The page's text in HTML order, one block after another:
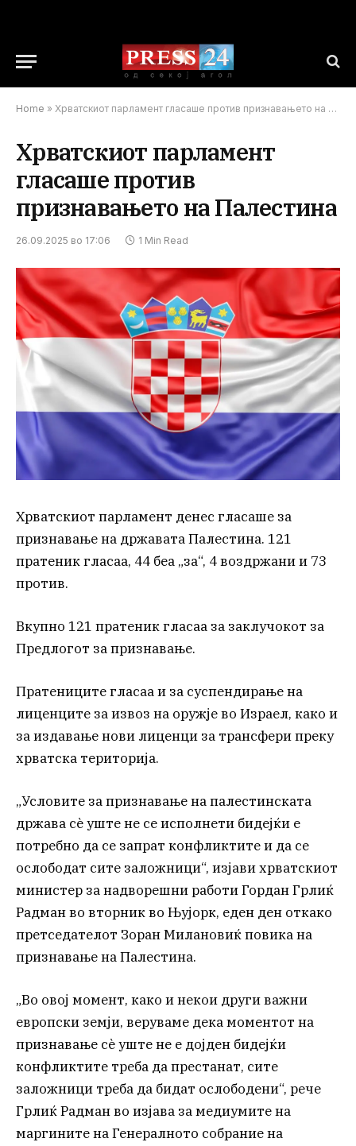
Home » Хрватскиот парламент гласаше против признавањето на Палестина
Хрватскиот парламент
гласаше против
признавањето на Палестина
26.09.2025 во 17:06 1 Min Read
Хрватскиот парламент денес гласаше за
признавање на државата Палестина. 121
пратеник гласаа, 44 беа „за“, 4 воздржани и 73
против.
Вкупно 121 пратеник гласаа за заклучокот за
Предлогот за признавање.
Пратениците гласаа и за суспендирање на
лиценците за извоз на оружје во Израел, како и
за издавање нови лиценци за трансфери преку
хрватска територија.
„Условите за признавање на палестинската
држава сè уште не се исполнети бидејќи е
потребно да се запрат конфликтите и да се
ослободат сите заложници“, изјави хрватскиот
министер за надворешни работи Гордан Грлиќ
Радман во вторник во Њујорк, еден ден откако
претседателот Зоран Милановиќ повика на
признавање на Палестина.
„Во овој момент, како и некои други важни
европски земји, веруваме дека моментот на
признавање сè уште не е дојден бидејќи
конфликтите треба да престанат, сите
заложници треба да бидат ослободени“, рече
Грлиќ Радман во изјава за медиумите на
маргините на Генералното собрание на